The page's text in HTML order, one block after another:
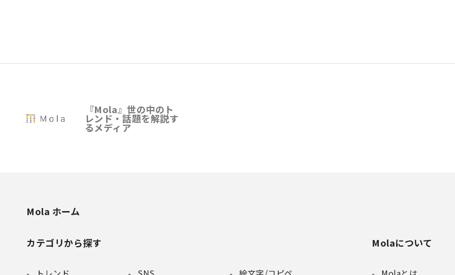
『Mola』世の中のト
レンド・話題を解説す
るメディア
Mola ホーム
カテゴリから探す Molaについて